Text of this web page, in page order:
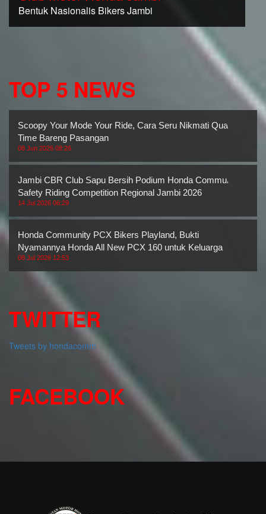
Bentuk Nasionalis Bikers Jambi
TOP 5 NEWS
Scoopy Your Mode Your Ride, Cara Seru Nikmati Quality
Time Bareng Pasangan
08 Jun 2026 08:26
Jambi CBR Club Sapu Bersih Podium Honda Community
Safety Riding Competition Regional Jambi 2026
14 Jul 2026 06:29
Honda Community PCX Bikers Playland, Bukti
Nyamannya Honda All New PCX 160 untuk Keluarga
08 Jul 2026 12:53
TWITTER
Tweets by hondacomm
FACEBOOK